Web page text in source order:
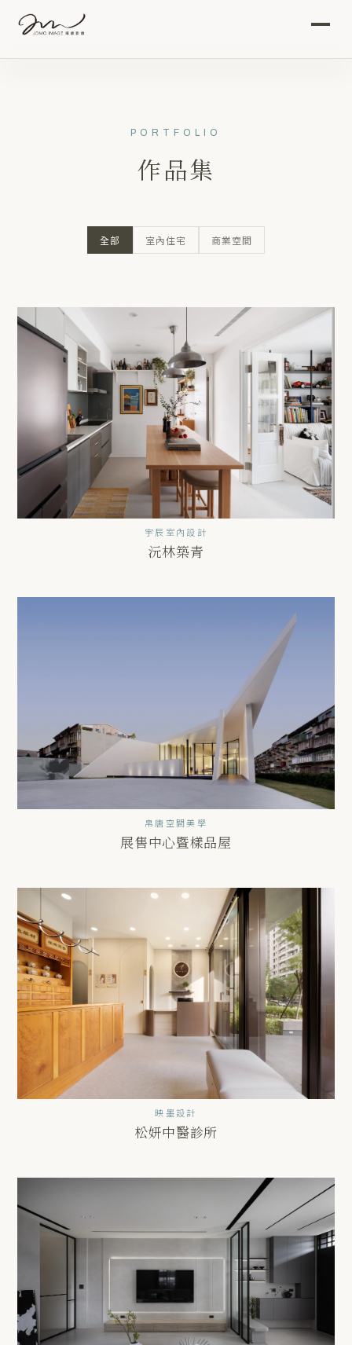
聯絡我們
PORTFOLIO
作品集
全部 室內住宅 商業空間
宇辰室內設計
沅林築青
帛唐空間美學
展售中心暨樣品屋
映墨設計
松妍中醫診所